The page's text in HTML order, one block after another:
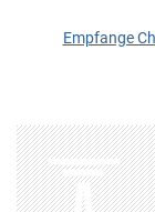
Empfange